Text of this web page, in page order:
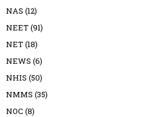
NAS (12)
NEET(91)
NET(18)
NEWS (6)
NHIS (50)
NMMS (35)
NOC (8)